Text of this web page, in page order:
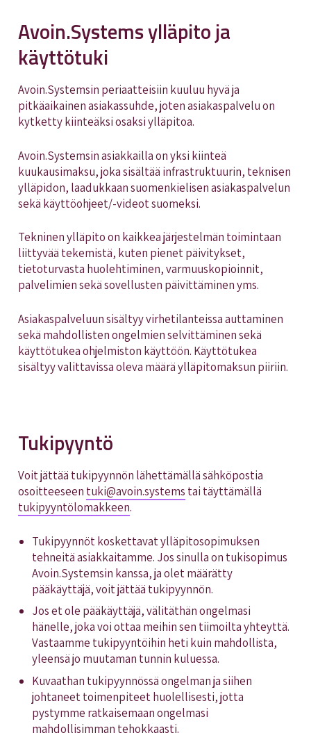
Avoin.Systems ylläpito ja
käyttötuki
Avoin.Systemsin periaatteisiin kuuluu hyvä ja
pitkäaikainen asiakassuhde, joten asiakaspalvelu on
kytketty kiinteäksi osaksi ylläpitoa.
Avoin.Systemsin asiakkailla on yksi kiinteä
kuukausimaksu, joka sisältää infrastruktuurin, teknisen
ylläpidon, laadukkaan suomenkielisen asiakaspalvelun
sekä käyttöohjeet/-videot suomeksi.
Tekninen ylläpito on kaikkea järjestelmän toimintaan
liittyvää tekemistä, kuten pienet päivitykset,
tietoturvasta huolehtiminen, varmuuskopioinnit,
palvelimien sekä sovellusten päivittäminen yms.
Asiakaspalveluun sisältyy virhetilanteissa auttaminen
sekä mahdollisten ongelmien selvittäminen sekä
käyttötukea ohjelmiston käyttöön. Käyttötukea
sisältyy valittavissa oleva määrä ylläpitomaksun piiriin.
Tukipyyntö
Voit jättää tukipyynnön lähettämällä sähköpostia
osoitteeseen tuki@avoin.systems tai täyttämällä
tukipyyntölomakkeen.
Tukipyynnöt koskettavat ylläpitosopimuksen
tehneitä asiakkaitamme. Jos sinulla on tukisopimus
Avoin.Systemsin kanssa, ja olet määrätty
pääkäyttäjä, voit jättää tukipyynnön.
Jos et ole pääkäyttäjä, välitäthän ongelmasi
hänelle, joka voi ottaa meihin sen tiimoilta yhteyttä.
Vastaamme tukipyyntöihin heti kuin mahdollista,
yleensä jo muutaman tunnin kuluessa.
Kuvaathan tukipyynnössä ongelman ja siihen
johtaneet toimenpiteet huolellisesti, jotta
pystymme ratkaisemaan ongelmasi
mahdollisimman tehokkaasti.